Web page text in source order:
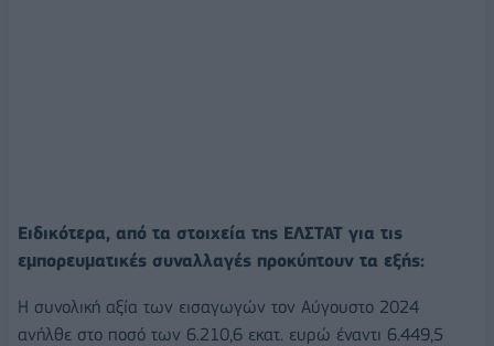
Ειδικότερα, από τα στοιχεία της ΕΛΣΤΑΤ για τις
εμπορευματικές συναλλαγές προκύπτουν τα εξής:
Η συνολική αξία των εισαγωγών τον Αύγουστο 2024
ανήλθε στο ποσό των 6.210,6 εκατ. ευρώ έναντι 6.449,5